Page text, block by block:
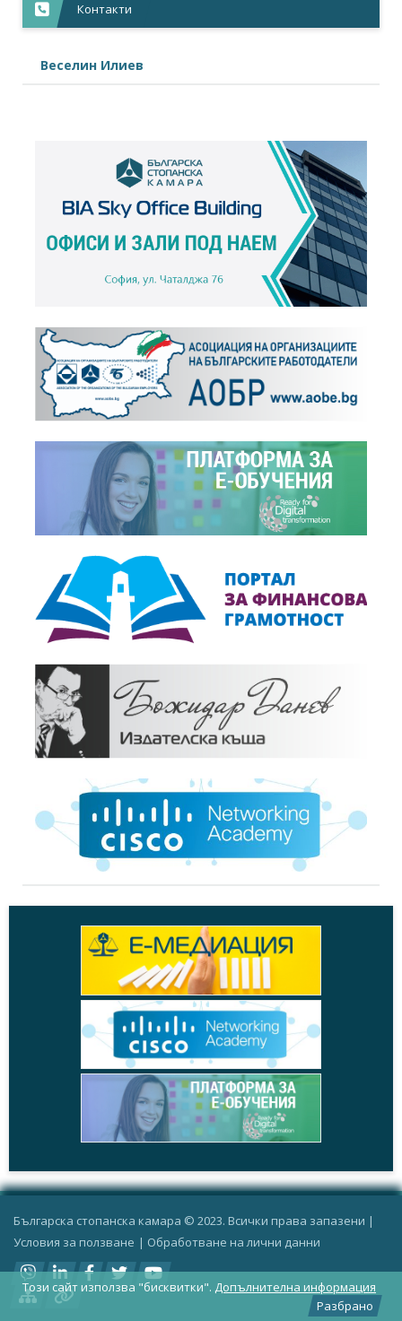
Контакти
Веселин Илиев
Българска стопанска камара © 2023. Всички права запазени |
Условия за ползване | Oбработване на лични данни
Този сайт използва "бисквитки". Допълнителна информация
Разбрано